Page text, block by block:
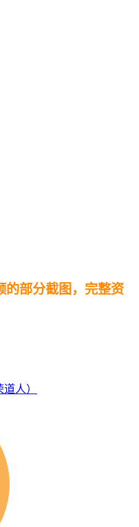
的部分截图，完整资
人）